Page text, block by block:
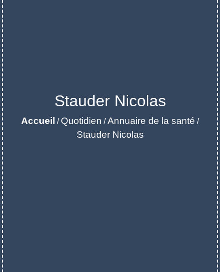
Stauder Nicolas
Accueil / Quotidien /Annuaire de la santé /
Stauder Nicolas